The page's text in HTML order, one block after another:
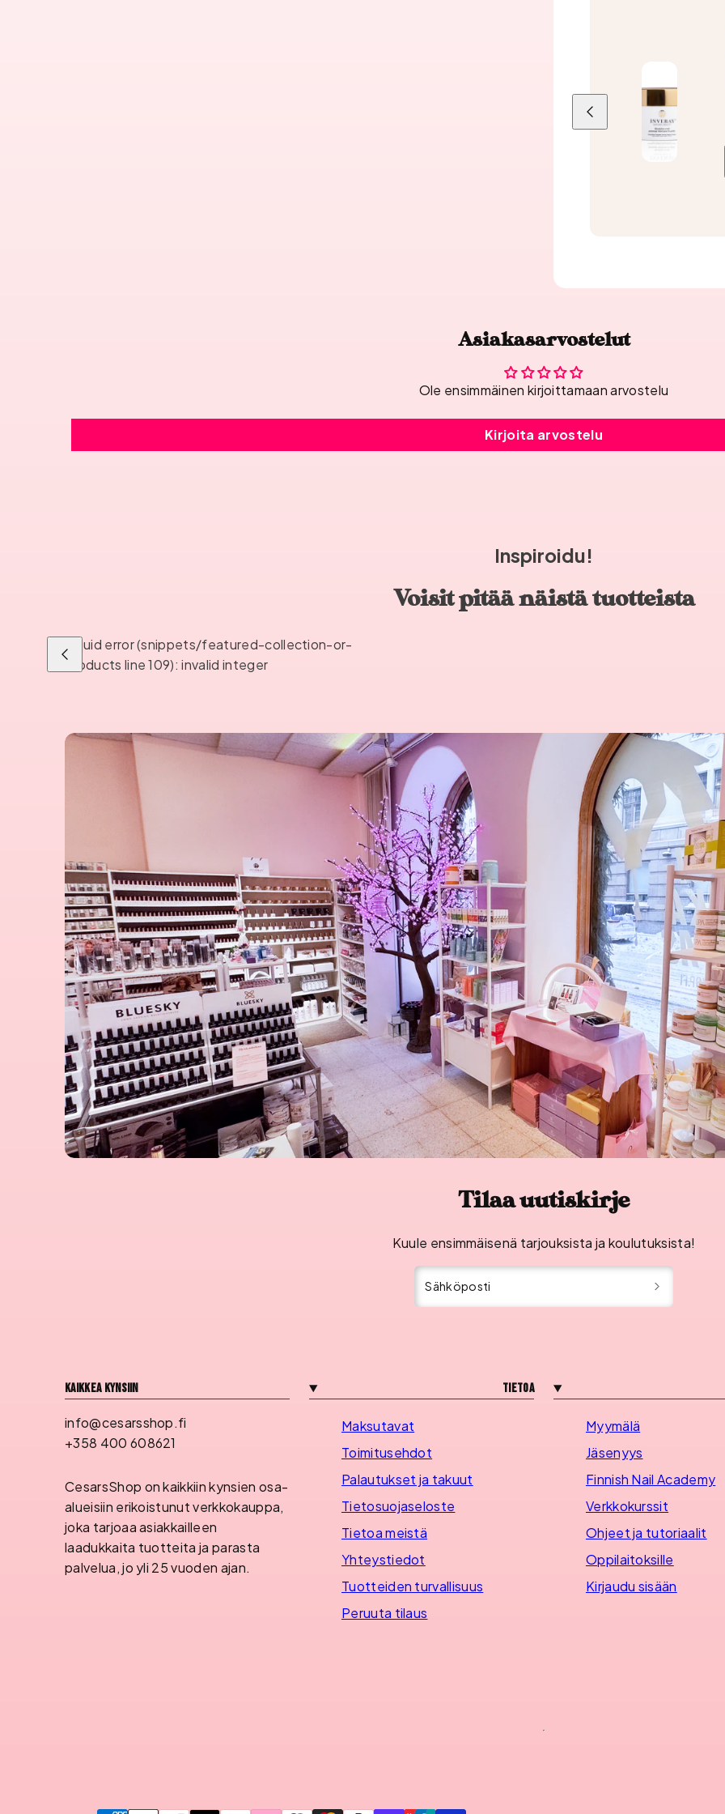
Liu'uta
vasemmalle
Asiakasarvostelut
Ole ensimmäinen kirjoittamaan arvostelu
Kirjoita arvostelu
Inspiroidu!
Voisit pitää näistä tuotteista
Liquid error (snippets/featured-collection-or-
products line 109): invalid integer
Liu'uta
vasemmalle
Tilaa uutiskirje
Kuule ensimmäisenä tarjouksista ja koulutuksista!
Sähköposti
Kaikkea kynsiin
info@cesarsshop.fi
+358 400 608621
CesarsShop on kaikkiin kynsien osa-
alueisiin erikoistunut verkkokauppa,
joka tarjoaa asiakkailleen
laadukkaita tuotteita ja parasta
palvelua, jo yli 25 vuoden ajan.
Tietoa
Maksutavat
Toimitusehdot
Palautukset ja takuut
Tietosuojaseloste
Tietoa meistä
Yhteystiedot
Tuotteiden turvallisuus
Peruuta tilaus
Myymälä
Jäsenyys
Finnish Nail Academy
Verkkokurssit
Ohjeet ja tutoriaalit
Oppilaitoksille
Kirjaudu sisään